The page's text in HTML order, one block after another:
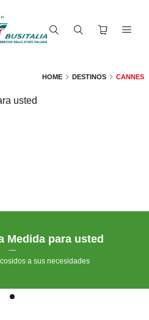
HOME DESTINOS CANNES
Medida para usted
—
a sus necesidades